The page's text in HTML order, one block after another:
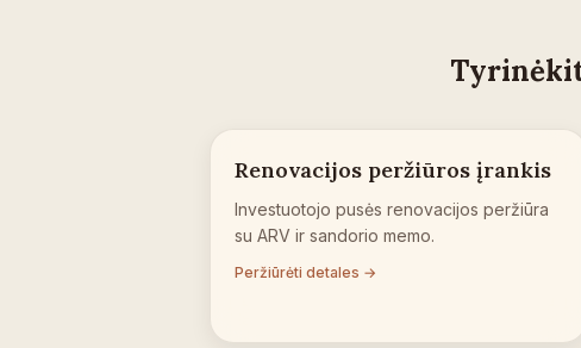
Renovacijos peržiūros įrankis
Investuotojo pusės renovacijos peržiūra
su ARV ir sandorio memo.
Peržiūrėti detales →